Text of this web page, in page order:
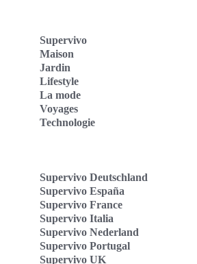
Supervivo
Maison
Jardin
Lifestyle
La mode
Voyages
Technologie
Supervivo Deutschland
Supervivo España
Supervivo France
Supervivo Italia
Supervivo Nederland
Supervivo Portugal
Supervivo UK